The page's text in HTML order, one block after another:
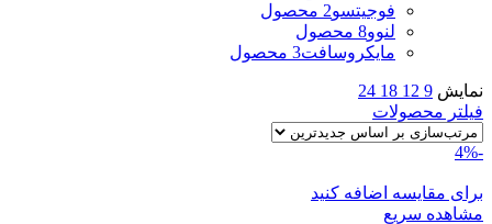
فوجیتسو2 محصول
لنوو8 محصول
مایکروسافت3 محصول
نمایش 9
12
18
24
فیلتر محصولات
-4%
برای مقایسه اضافه کنید
مشاهده سریع